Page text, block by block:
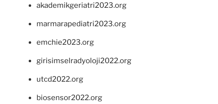
akademikgeriatri2023.org
marmarapediatri2023.org
emchie2023.org
girisimselradyoloji2022.org
utcd2022.org
biosensor2022.org